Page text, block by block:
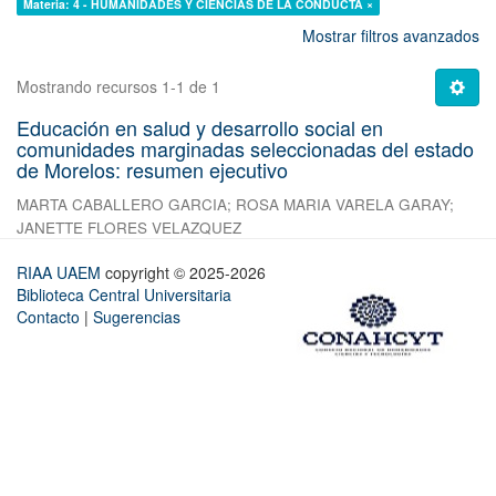
Materia: 4 - HUMANIDADES Y CIENCIAS DE LA CONDUCTA ×
Mostrar filtros avanzados
Mostrando recursos 1-1 de 1
Educación en salud y desarrollo social en
comunidades marginadas seleccionadas del estado
de Morelos: resumen ejecutivo
MARTA CABALLERO GARCIA; ROSA MARIA VARELA GARAY;
JANETTE FLORES VELAZQUEZ
RIAA UAEM copyright © 2025-2026
Biblioteca Central Universitaria
Contacto | Sugerencias